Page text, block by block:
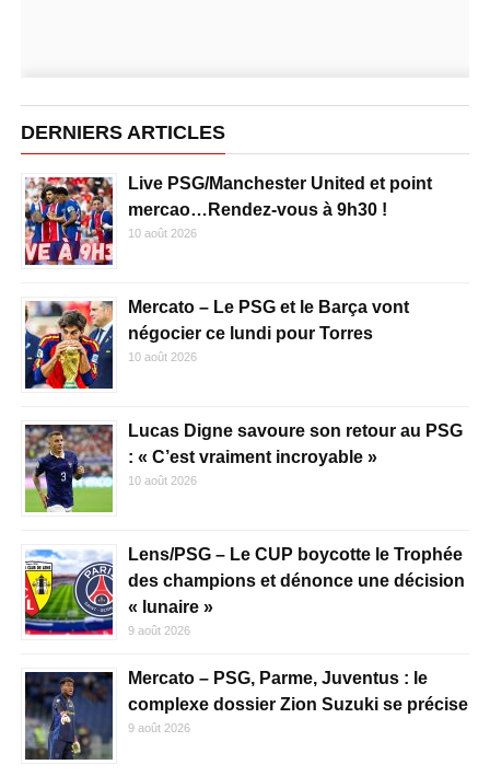
DERNIERS ARTICLES
Live PSG/Manchester United et point
mercao…Rendez-vous à 9h30 !
10 août 2026
Mercato – Le PSG et le Barça vont
négocier ce lundi pour Torres
10 août 2026
Lucas Digne savoure son retour au PSG
: « C’est vraiment incroyable »
10 août 2026
Lens/PSG – Le CUP boycotte le Trophée
des champions et dénonce une décision
« lunaire »
9 août 2026
Mercato – PSG, Parme, Juventus : le
complexe dossier Zion Suzuki se précise
9 août 2026